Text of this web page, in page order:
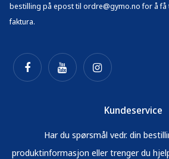
bestilling på epost til ordre@gymo.no for å få
faktura.
Kundeservice
Har du spørsmål vedr. din
produktinformasjon eller trenger du